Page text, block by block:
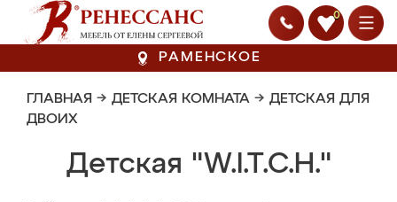
0
РАМЕНСКОЕ
ГЛАВНАЯ → ДЕТСКАЯ КОМНАТА → ДЕТСКАЯ ДЛЯ
ДВОИХ
Детская "W.I.T.C.H."